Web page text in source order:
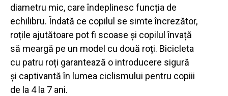
diametru mic, care îndeplinesc funcția de
echilibru. Îndată ce copilul se simte încrezător,
roțile ajutătoare pot fi scoase și copilul învață
să meargă pe un model cu două roți. Bicicleta
cu patru roți garantează o introducere sigură
și captivantă în lumea ciclismului pentru copiii
de la 4 la 7 ani.